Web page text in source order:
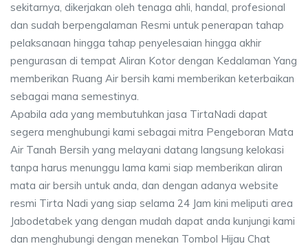
sekitarnya, dikerjakan oleh tenaga ahli, handal, profesional
dan sudah berpengalaman Resmi untuk penerapan tahap
pelaksanaan hingga tahap penyelesaian hingga akhir
pengurasan di tempat Aliran Kotor dengan Kedalaman Yang
memberikan Ruang Air bersih kami memberikan keterbaikan
sebagai mana semestinya.
Apabila ada yang membutuhkan jasa TirtaNadi dapat
segera menghubungi kami sebagai mitra Pengeboran Mata
Air Tanah Bersih yang melayani datang langsung kelokasi
tanpa harus menunggu lama kami siap memberikan aliran
mata air bersih untuk anda, dan dengan adanya website
resmi Tirta Nadi yang siap selama 24 Jam kini meliputi area
Jabodetabek yang dengan mudah dapat anda kunjungi kami
dan menghubungi dengan menekan Tombol Hijau Chat